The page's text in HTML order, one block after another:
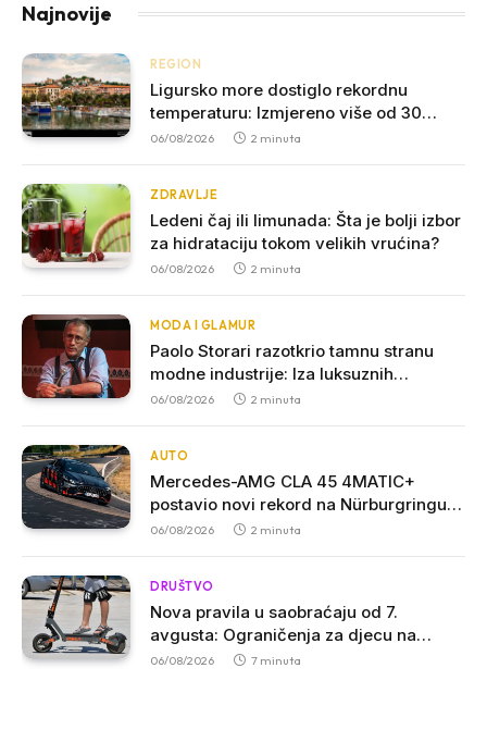
Najnovije
REGION
Ligursko more dostiglo rekordnu
temperaturu: Izmjereno više od 30
stepeni Celzijusa
06/08/2026 2 minuta
ZDRAVLJE
Ledeni čaj ili limunada: Šta je bolji izbor
za hidrataciju tokom velikih vrućina?
06/08/2026 2 minuta
MODA I GLAMUR
Paolo Storari razotkrio tamnu stranu
modne industrije: Iza luksuznih
brendova krije se „kaporalato“
06/08/2026 2 minuta
AUTO
Mercedes-AMG CLA 45 4MATIC+
postavio novi rekord na Nürburgringu:
Električna sportska limuzina najbrža u
06/08/2026 2 minuta
DRUŠTVO
Nova pravila u saobraćaju od 7.
avgusta: Ograničenja za djecu na
trotinetima i mlade vozače, veće kazne
06/08/2026 7 minuta